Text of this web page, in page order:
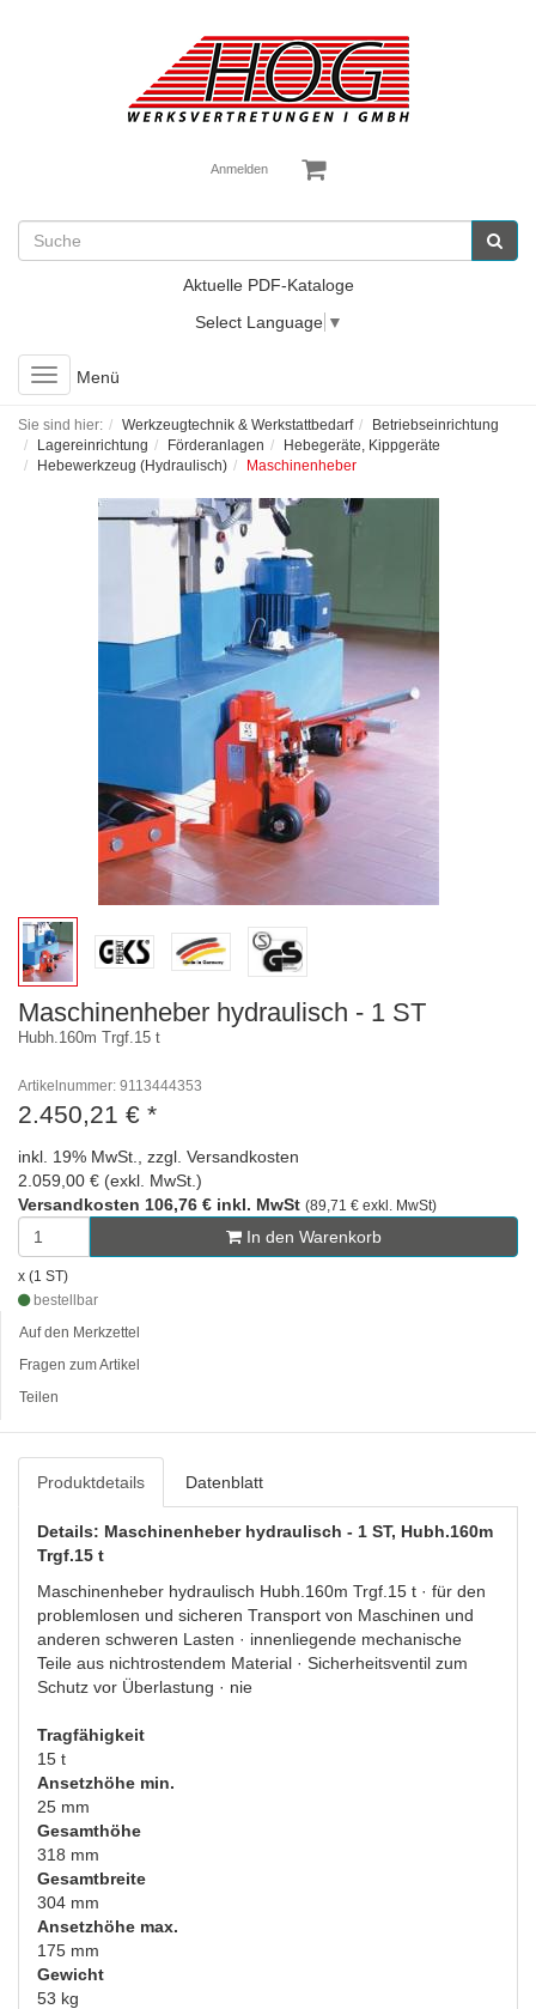
Anmelden
Aktuelle PDF-Kataloge
Select Language ▼
Toggle
navigation
Menü
Sie sind hier: Werkzeugtechnik & Werkstattbedarf
Betriebseinrichtung
Lagereinrichtung
Förderanlagen
Hebegeräte, Kippgeräte
Hebewerkzeug (Hydraulisch)
Maschinenheber
Maschinenheber hydraulisch - 1 ST
Hubh.160m Trgf.15 t
Artikelnummer: 9113444353
2.450,21 € *
inkl. 19% MwSt., zzgl. Versandkosten
2.059,00 € (exkl. MwSt.)
Versandkosten 106,76 € inkl. MwSt (89,71 € exkl. MwSt)
In den Warenkorb
x (1 ST)
bestellbar
Auf den Merkzettel
Fragen zum Artikel
Teilen
Produktdetails Datenblatt
Details: Maschinenheber hydraulisch - 1 ST, Hubh.160m
Trgf.15 t
Maschinenheber hydraulisch Hubh.160m Trgf.15 t · für den
problemlosen und sicheren Transport von Maschinen und
anderen schweren Lasten · innenliegende mechanische
Teile aus nichtrostendem Material · Sicherheitsventil zum
Schutz vor Überlastung · nie
Tragfähigkeit
15 t
Ansetzhöhe min.
25 mm
Gesamthöhe
318 mm
Gesamtbreite
304 mm
Ansetzhöhe max.
175 mm
Gewicht
53 kg